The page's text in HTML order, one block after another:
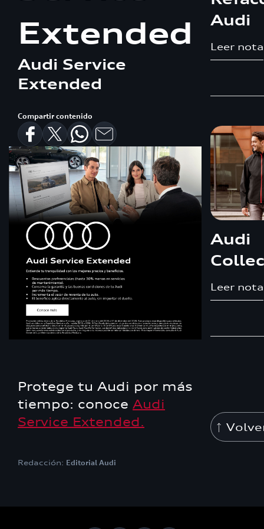
Extended
Audi Service
Extended
Compartir contenido
Protege tu Audi por más
tiempo: conoce Audi
Service Extended.
Redacción: Editorial Audi
Audi
Leer nota
Audi
Leer nota